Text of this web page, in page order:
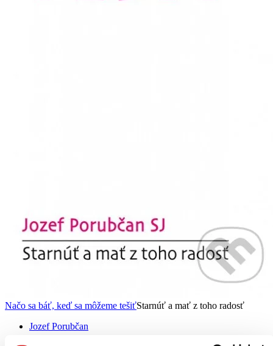
Načo sa báť, keď sa môžeme tešiťStarnúť a mať z toho radosť
Jozef Porubčan